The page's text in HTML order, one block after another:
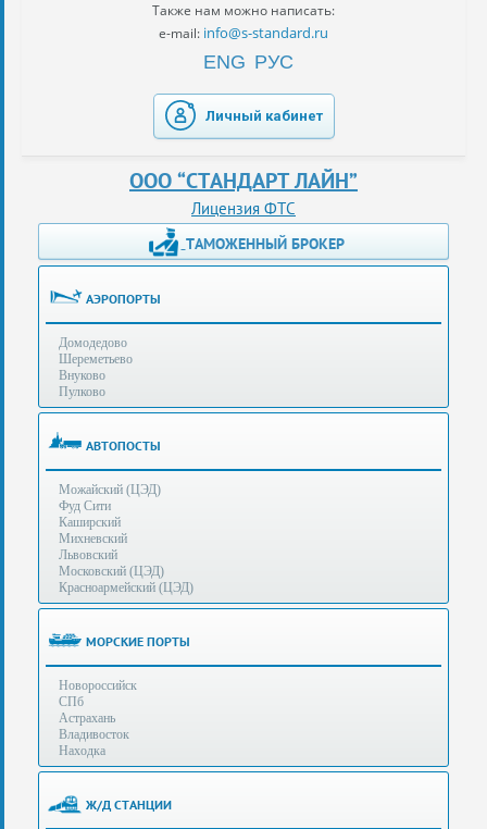
Получение
ЭЦП
за
сутки
услуги
Опыт
оформления
рекомендует
Таможенные
процедуры
(особенности):
Полезная
информация
Стоимость
услуг
Контакты
Также нам можно написать:
e-mail: info@s-standard.ru
ENG РУС
Личный кабинет
ООО “СТАНДАРТ ЛАЙН”
Лицензия ФТС
ТАМОЖЕННЫЙ БРОКЕР
АЭРОПОРТЫ
Домодедово
Шереметьево
Внуково
Пулково
АВТОПОСТЫ
Можайский (ЦЭД)
Фуд Сити
Каширский
Михневский
Львовский
Московский (ЦЭД)
Красноармейский (ЦЭД)
МОРСКИЕ ПОРТЫ
Новороссийск
СПб
Астрахань
Владивосток
Находка
Ж/Д СТАНЦИИ